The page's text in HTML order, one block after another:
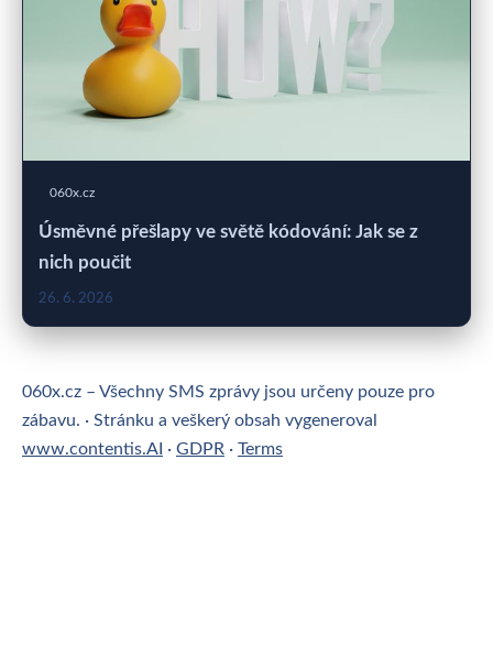
060x.cz
Úsměvné přešlapy ve světě kódování: Jak se z
nich poučit
26. 6. 2026
060x.cz – Všechny SMS zprávy jsou určeny pouze pro
zábavu. · Stránku a veškerý obsah vygeneroval
www.contentis.AI · GDPR · Terms